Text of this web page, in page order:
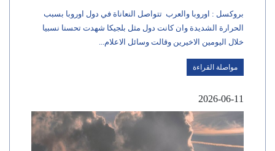
بروكسل : اوروبا والعرب تتواصل النعاناة في دول اوروبا بسبب
الحرارة الشديدة وان كانت دول مثل بلجيكا شهدت تحسنا نسبيا
خلال اليومين الاخيرين وقالت وسائل الاعلام...
مواصلة القراءة
2026-06-11